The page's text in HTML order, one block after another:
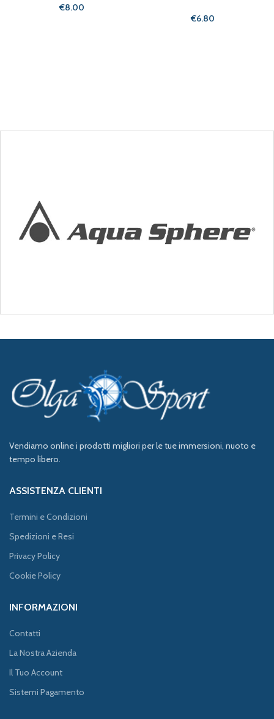
€
€
Vendiamo online i prodotti migliori per le tue immersioni, nuoto e
tempo libero.
ASSISTENZA CLIENTI
Termini e Condizioni
Spedizioni e Resi
Privacy Policy
Cookie Policy
INFORMAZIONI
Contatti
La Nostra Azienda
Il Tuo Account
Sistemi Pagamento